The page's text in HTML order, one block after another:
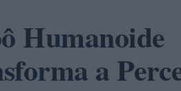
Humanoide
a